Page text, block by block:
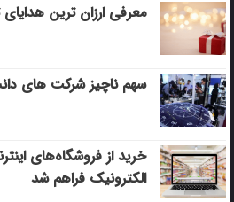
معرفی ارزان ترین هدایای
سهم ناچیز شرکت های
خرید از فروشگاه‌های
الکترونیک فراهم شد